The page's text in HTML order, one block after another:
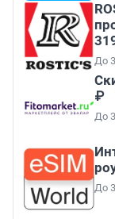
До
₽
До
До